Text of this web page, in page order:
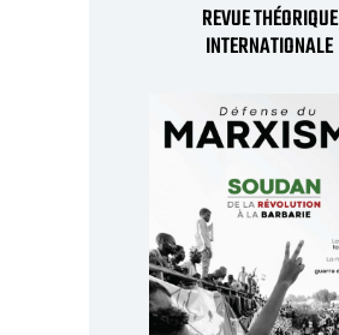
REVUE THÉORIQUE
INTERNATIONALE